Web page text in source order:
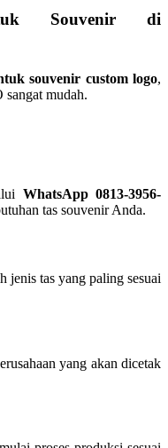
Souvenir di
souvenir custom logo,
mudah.
WhatsApp 0813-3956-
tas souvenir Anda.
jenis tas yang paling sesuai
yang akan dicetak